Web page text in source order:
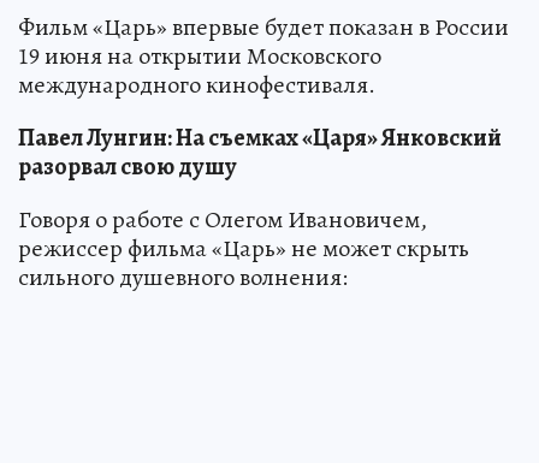
Фильм «Царь» впервые будет показан в России
19 июня на открытии Московского
международного кинофестиваля.
Павел Лунгин: На съемках «Царя» Янковский
разорвал свою душу
Говоря о работе с Олегом Ивановичем,
режиссер фильма «Царь» не может скрыть
сильного душевного волнения: